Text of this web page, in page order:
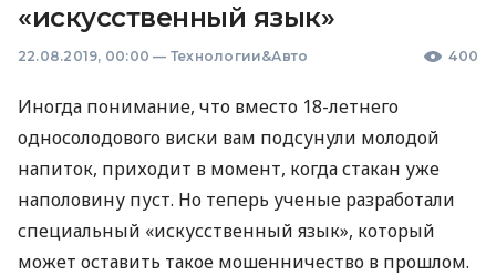
«искусственный язык»
22.08.2019, 00:00 — Технологии&Авто 400
Иногда понимание, что вместо 18-летнего
односолодового виски вам подсунули молодой
напиток, приходит в момент, когда стакан уже
наполовину пуст. Но теперь ученые разработали
специальный «искусственный язык», который
может оставить такое мошенничество в прошлом.